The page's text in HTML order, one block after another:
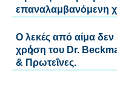
επαναλαμβανόμενη
Ο λεκές από αίμα δεν
χρήση του Dr.
& Πρωτεΐνες.